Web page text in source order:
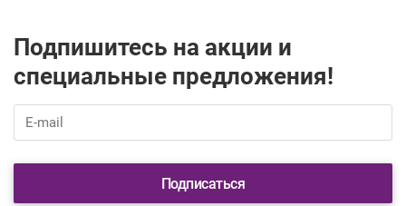
Подпишитесь на акции и
специальные предложения!
Подписаться